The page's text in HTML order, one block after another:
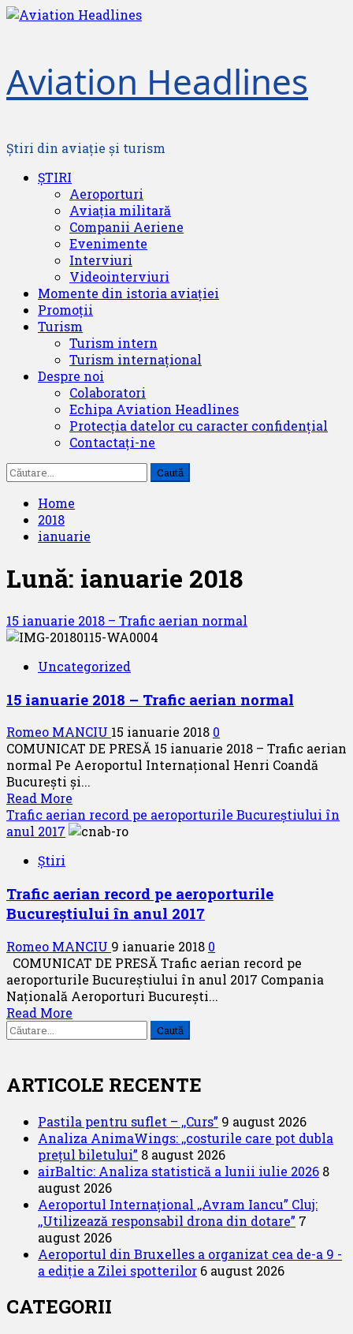
Skip
Aviation Headlines
Știri din aviație și turism
Primary
ȘTIRI
Aeroporturi
Aviația militară
Companii Aeriene
Evenimente
Interviuri
Videointerviuri
Momente din istoria aviației
Promoții
Turism
Turism intern
Turism internațional
Despre noi
Colaboratori
Echipa Aviation Headlines
Protecția datelor cu caracter confidențial
Contactați-ne
Caută
după:
Home
2018
ianuarie
Lună: ianuarie 2018
15 ianuarie 2018 – Trafic aerian normal
Uncategorized
15 ianuarie 2018 – Trafic aerian normal
Romeo MANCIU 15 ianuarie 2018 0
COMUNICAT DE PRESĂ 15 ianuarie 2018 – Trafic aerian
normal Pe Aeroportul Internaţional Henri Coandă
Bucureşti şi...
Read More
more
about
–
Trafic
normal
Trafic aerian record pe aeroporturile Bucureștiului în
anul 2017
Știri
Trafic aerian record pe aeroporturile
Bucureștiului în anul 2017
Romeo MANCIU 9 ianuarie 2018 0
COMUNICAT DE PRESĂ Trafic aerian record pe
aeroporturile Bucureștiului în anul 2017 Compania
Naţională Aeroporturi Bucureşti...
Read More
about
aerian
record
aeroporturile
Bucureștiului
în
anul
2017
Caută
după:
ARTICOLE RECENTE
Pastila pentru suflet – ,,Curs” 9 august 2026
Analiza AnimaWings: ,,costurile care pot dubla
prețul biletului” 8 august 2026
airBaltic: Analiza statistică a lunii iulie 2026 8
august 2026
Aeroportul Internațional ,,Avram Iancu” Cluj:
,,Utilizează responsabil drona din dotare” 7
august 2026
Aeroportul din Bruxelles a organizat cea de-a 9 -
a ediție a Zilei spotterilor 6 august 2026
CATEGORII